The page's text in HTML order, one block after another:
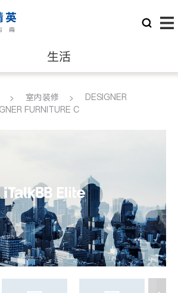
生活
律师
非盈利组织
室内装修
DESIGNER
FURNITURE C